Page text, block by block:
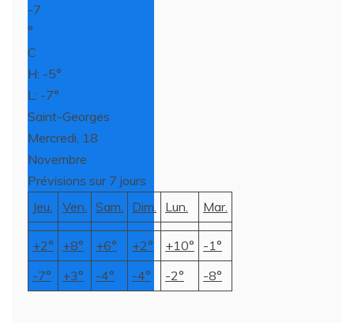
-7
°
C
H: -5°
L: -7°
Saint-Georges
Mercredi, 18
Novembre
Prévisions sur 7 jours
Jeu.
Ven. Sam. Dim. Lun. Mar.
+2° +8° +6° +2° +10°
-1°
-7°
+3° -4° -4° -2° -8°